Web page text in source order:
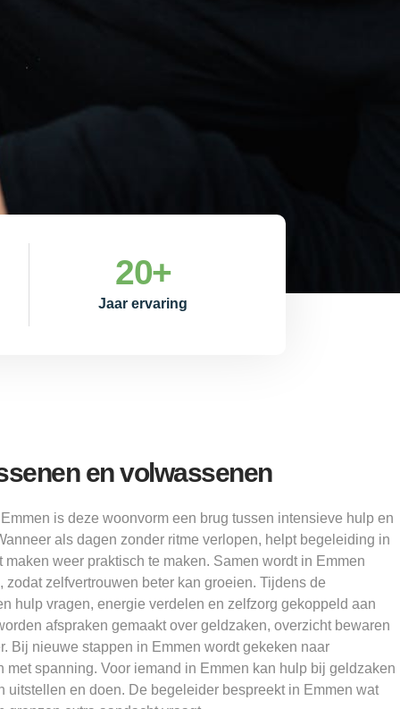
Jaar ervaring
20+
en volwassenen
is deze woonvorm een brug tussen intensieve hulp en
als dagen zonder ritme verlopen, helpt begeleiding in
maken weer praktisch te maken. Samen wordt in Emmen
zodat zelfvertrouwen beter kan groeien. Tijdens de
hulp vragen, energie verdelen en zelfzorg gekoppeld aan
afspraken gemaakt over geldzaken, overzicht bewaren
Bij nieuwe stappen in Emmen wordt gekeken naar
met spanning. Voor iemand in Emmen kan hulp bij geldzaken
uitstellen en doen. De begeleider bespreekt in Emmen wat